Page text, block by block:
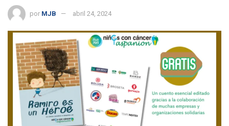
por MJB abril 24, 2024